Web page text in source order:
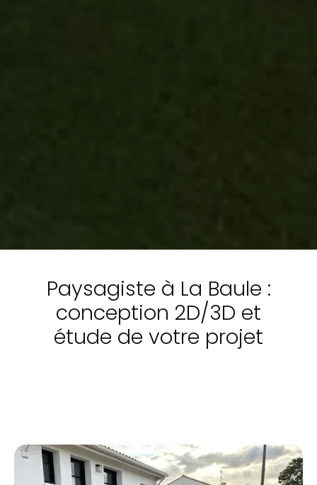
Paysagiste à La Baule :
conception 2D/3D et
étude de votre projet